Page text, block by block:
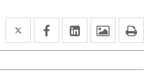
Twitter
Enlace
a
Facebook
Enlace
a
Linkedin
Enlace
a